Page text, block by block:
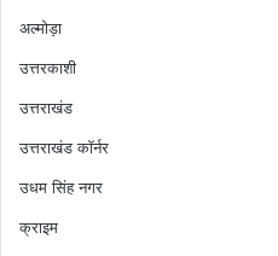
अल्मोड़ा
उत्तरकाशी
उत्तराखंड
उत्तराखंड कॉर्नर
उधम सिंह नगर
क्राइम